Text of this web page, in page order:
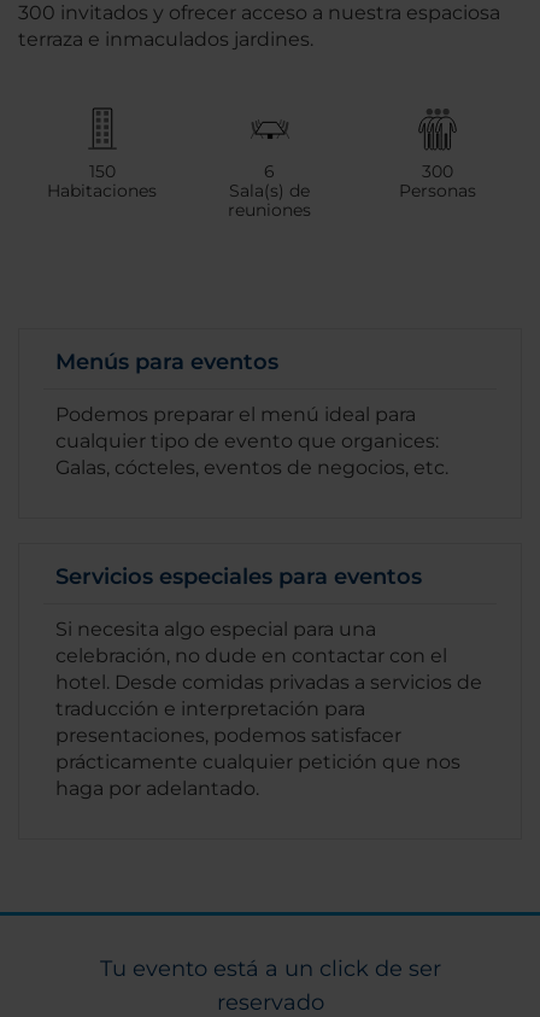
300 invitados y ofrecer acceso a nuestra espaciosa
terraza e inmaculados jardines.
150
Habitaciones
6
Sala(s) de
reuniones
300
Personas
Menús para eventos
Podemos preparar el menú ideal para
cualquier tipo de evento que organices:
Galas, cócteles, eventos de negocios, etc.
Servicios especiales para eventos
Si necesita algo especial para una
celebración, no dude en contactar con el
hotel. Desde comidas privadas a servicios de
traducción e interpretación para
presentaciones, podemos satisfacer
prácticamente cualquier petición que nos
haga por adelantado.
Tu evento está a un click de ser
reservado